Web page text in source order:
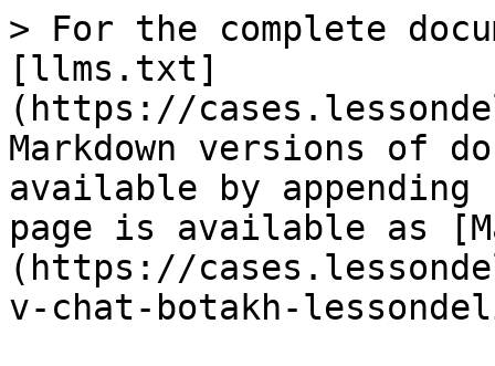
> For the complete
[llms.txt]
(https://
Markdown versions of
available by
page is available as
(https://
v-chat-botakh-